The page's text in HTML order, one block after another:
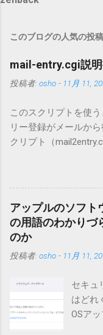
このブログの人気の投稿
mail-entry.cgi説
投稿者: osho - 11月 11,
このスクリプトを使
リー登録がメールか
クリプト（
ーも出来ます。 バー
っています。0.5.2ま
降もたぶん動くと思
（2004/12/4リリース
点が多いため、こち
る方は0.5.3を、新版
い。 こちら からどう
版へのアップデート
ダウンロードするに
（Windowsから解凍
アップルのソフト
の用語のわかりづ
のか
投稿者: osho - 11月 11,
セキュ
はどれ
OSア